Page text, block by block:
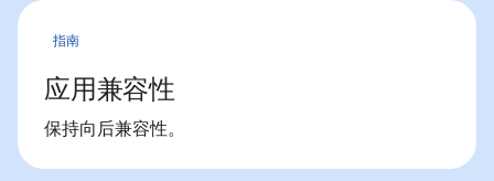
指南
应用兼容性
保持向后兼容性。